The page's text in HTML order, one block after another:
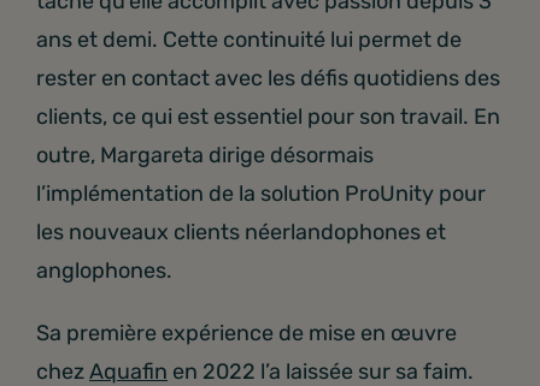
ans et demi. Cette continuité lui permet de
rester en contact avec les défis quotidiens des
clients, ce qui est essentiel pour son travail. En
outre, Margareta dirige désormais
l’implémentation de la solution ProUnity pour
les nouveaux clients néerlandophones et
anglophones.
Sa première expérience de mise en œuvre
chezAquafin en 2022 l’a laissée sur sa faim.